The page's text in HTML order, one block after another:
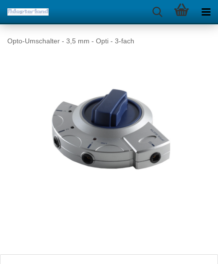
Opto-Umschalter - 3,5 mm - Opti - 3-fach